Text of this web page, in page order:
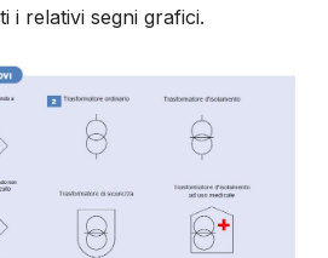
i relativi segni grafici.